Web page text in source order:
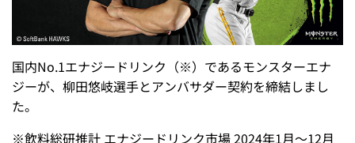
国内No.1エナジードリンク（※）であるモンスターエナ
ジーが、柳田悠岐選手とアンバサダー契約を締結しまし
た。
※飲料総研推計 エナジードリンク市場 2024年1月～12月